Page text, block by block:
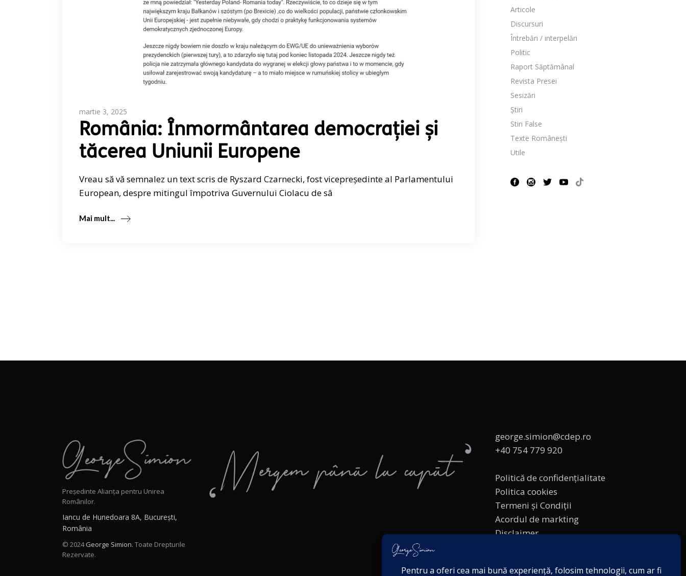
martie 3, 2025
România: Înmormântarea democrației și
tăcerea Uniunii Europene
Vreau să vă semnalez un text scris de Ryszard Czarnecki, fost vicepreședinte al Parlamentului
European, despre mitingul împotriva Guvernului Ciolacu de sâ
Mai mult...
Articole
Discursuri
Întrebări / interpelări
Politic
Raport Săptămânal
Revista Presei
Sesizări
Știri
Stiri False
Texte Românești
Utile
Președinte Alianța pentru Unirea
Românilor.
Iancu de Hunedoara 8A, București,
România
© 2024George Simion. Toate Drepturile
Rezervate.
george.simion@cdep.ro
+40 754 779 920
Politică de confidențialitate
Politica cookies
Termeni și Condiții
Acordul de markting
Disclaimer